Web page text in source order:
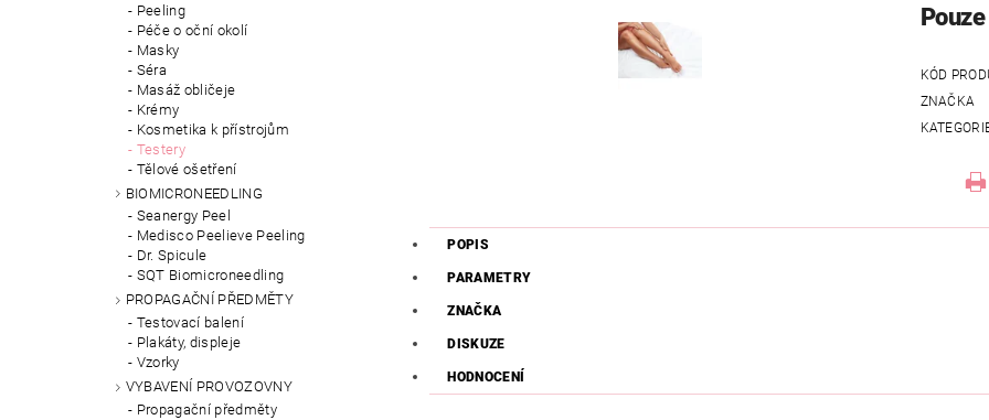
Peeling
Péče o oční okolí
Masky
Séra
Masáž obličeje
Krémy
Kosmetika k přístrojům
Testery
Tělové ošetření
BIOMICRONEEDLING
Seanergy Peel
Medisco Peelieve Peeling
Dr. Spicule
SQT Biomicroneedling
PROPAGAČNÍ PŘEDMĚTY
Testovací balení
Plakáty, displeje
Vzorky
VYBAVENÍ PROVOZOVNY
Propagační předměty
KÓD
ZNAČKA
POPIS
PARAMETRY
ZNAČKA
DISKUZE
HODNOCENÍ